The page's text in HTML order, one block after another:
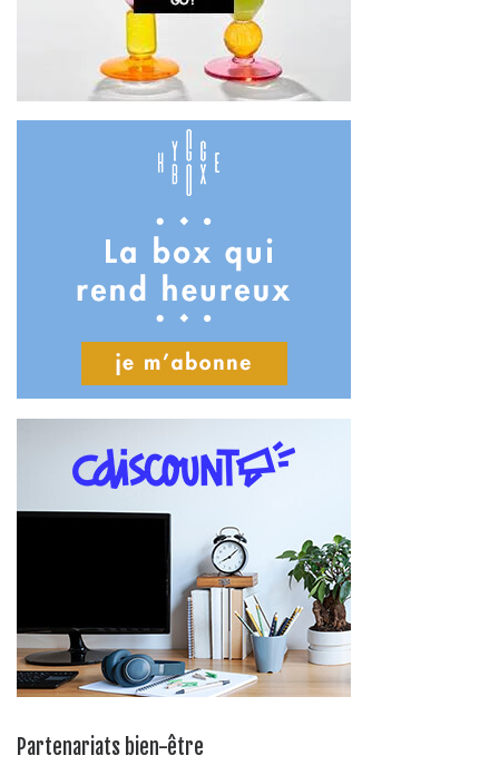
Partenariats bien-être